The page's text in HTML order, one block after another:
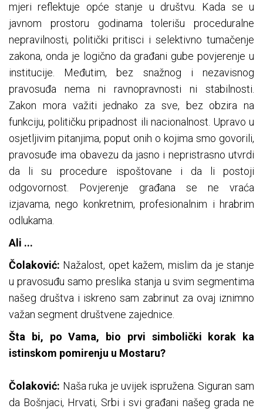
mjeri reflektuje opće stanje u društvu. Kada se u
javnom prostoru godinama tolerišu proceduralne
nepravilnosti, politički pritisci i selektivno tumačenje
zakona, onda je logično da građani gube povjerenje u
institucije. Međutim, bez snažnog i nezavisnog
pravosuđa nema ni ravnopravnosti ni stabilnosti.
Zakon mora važiti jednako za sve, bez obzira na
funkciju, političku pripadnost ili nacionalnost. Upravo u
osjetljivim pitanjima, poput onih o kojima smo govorili,
pravosuđe ima obavezu da jasno i nepristrasno utvrdi
da li su procedure ispoštovane i da li postoji
odgovornost. Povjerenje građana se ne vraća
izjavama, nego konkretnim, profesionalnim i hrabrim
odlukama.
Ali ...
Čolaković: Nažalost, opet kažem, mislim da je stanje
u pravosuđu samo preslika stanja u svim segmentima
našeg društva i iskreno sam zabrinut za ovaj iznimno
važan segment društvene zajednice.
Šta bi, po Vama, bio prvi simbolički korak ka
istinskom pomirenju u Mostaru?
Čolaković: Naša ruka je uvijek ispružena. Siguran sam
da Bošnjaci, Hrvati, Srbi i svi građani našeg grada ne